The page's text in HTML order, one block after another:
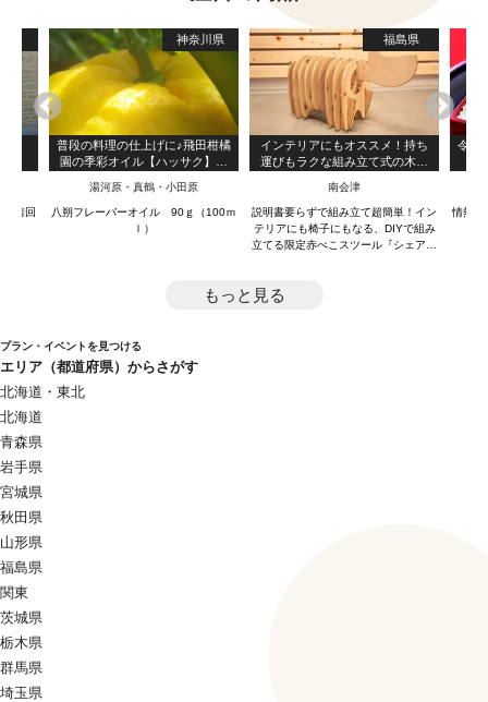
】着回
神奈川県
普段の料理の仕上げに♪飛田柑橘
園の季彩オイル【ハッサク】フ
湯河原・真鶴・小田原
八朔フレーバーオイル 90ｇ（100ｍ
ｌ）
福島県
インテリアにもオススメ！持ち
運びもラクな組み立て式の木製
南会津
説明書要らずで組み立て超簡単！イン
テリアにも椅子にもなる、DIYで組み
立てる限定赤べこスツール『シェアベ
令和
情熱を
もっと見る
プラン・イベントを見つける
エリア（都道府県）からさがす
北海道・東北
北海道
青森県
岩手県
宮城県
秋田県
山形県
福島県
関東
茨城県
栃木県
群馬県
埼玉県